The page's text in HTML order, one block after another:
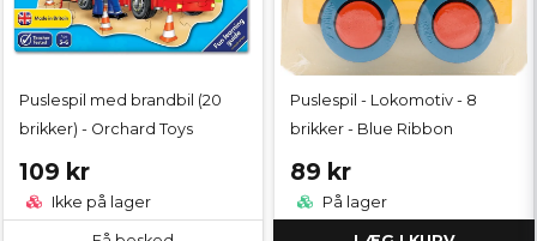
Puslespil med brandbil (20
brikker) - Orchard Toys
109 kr
Ikke på lager
Puslespil - Lokomotiv - 8
brikker - Blue Ribbon
89 kr
På lager